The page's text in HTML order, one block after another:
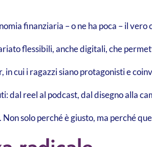
finanziaria – o ne ha poca – il vero
flessibili, anche digitali, che
in cui i ragazzi siano protagonisti e
dal reel al podcast, dal disegno alla
solo perché è giusto, ma perché